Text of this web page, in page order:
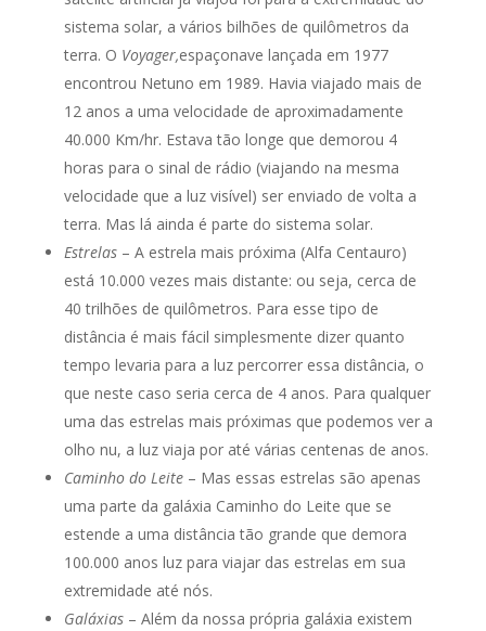
sistema solar, a vários bilhões de quilômetros da
terra. O Voyager,espaçonave lançada em 1977
encontrou Netuno em 1989. Havia viajado mais de
12 anos a uma velocidade de aproximadamente
40.000 Km/hr. Estava tão longe que demorou 4
horas para o sinal de rádio (viajando na mesma
velocidade que a luz visível) ser enviado de volta a
terra. Mas lá ainda é parte do sistema solar.
Estrelas– A estrela mais próxima (Alfa Centauro)
está 10.000 vezes mais distante: ou seja, cerca de
40 trilhões de quilômetros. Para esse tipo de
distância é mais fácil simplesmente dizer quanto
tempo levaria para a luz percorrer essa distância, o
que neste caso seria cerca de 4 anos. Para qualquer
uma das estrelas mais próximas que podemos ver a
olho nu, a luz viaja por até várias centenas de anos.
Caminho do Leite– Mas essas estrelas são apenas
uma parte da galáxia Caminho do Leite que se
estende a uma distância tão grande que demora
100.000 anos luz para viajar das estrelas em sua
extremidade até nós.
Galáxias– Além da nossa própria galáxia existem